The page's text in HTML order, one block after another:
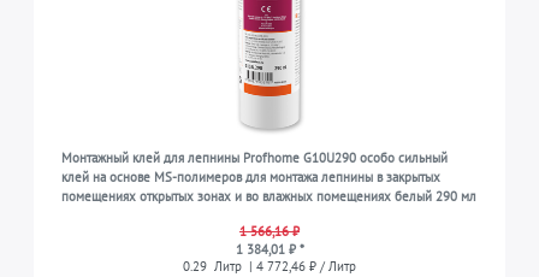
Монтажный клей для лепнины Profhome G10U290 особо сильный
клей на основе MS-полимеров для монтажа лепнины в закрытых
помещениях открытых зонах и во влажных помещениях белый 290 мл
1 566,16 ₽
1 384,01 ₽ *
0.29 Литр | 4 772,46 ₽ / Литр